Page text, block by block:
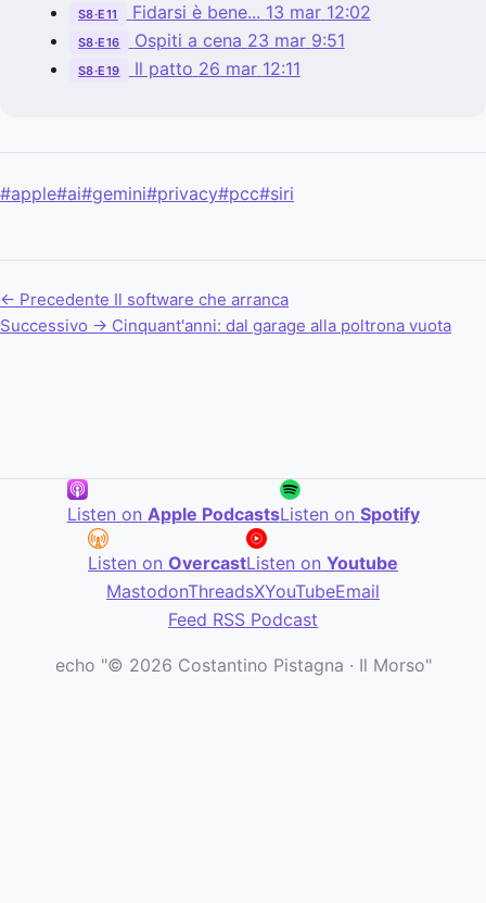
S8·E11 Fidarsi è bene... 13 mar 12:02
S8·E16 Ospiti a cena 23 mar 9:51
S8·E19 Il patto 26 mar 12:11
#apple#ai#gemini#privacy#pcc#siri
← Precedente Il software che arranca
Successivo → Cinquant'anni: dal garage alla poltrona vuota
Listen on Apple PodcastsListen on Spotify
Listen on OvercastListen on Youtube
MastodonThreadsXYouTubeEmail
Feed RSS Podcast
echo "© 2026 Costantino Pistagna · Il Morso"